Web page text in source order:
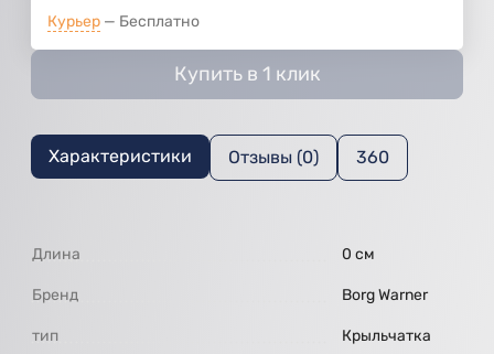
Курьер Бесплатно
Купить в 1 клик
Характеристики Отзывы (0) 360
Длина 0 см
Бренд Borg Warner
тип Крыльчатка